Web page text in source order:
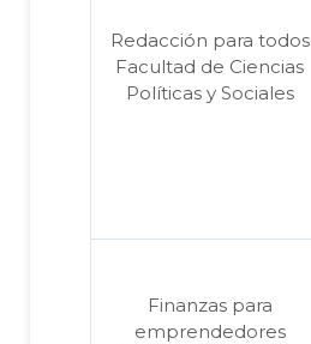
Redacción para todos
Facultad de Ciencias
Políticas y Sociales
Finanzas para
emprendedores